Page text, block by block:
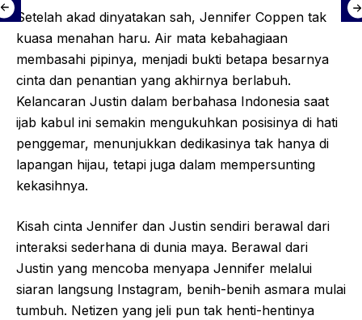
Setelah akad dinyatakan sah, Jennifer Coppen tak
kuasa menahan haru. Air mata kebahagiaan
membasahi pipinya, menjadi bukti betapa besarnya
cinta dan penantian yang akhirnya berlabuh.
Kelancaran Justin dalam berbahasa Indonesia saat
ijab kabul ini semakin mengukuhkan posisinya di hati
penggemar, menunjukkan dedikasinya tak hanya di
lapangan hijau, tetapi juga dalam mempersunting
kekasihnya.
Kisah cinta Jennifer dan Justin sendiri berawal dari
interaksi sederhana di dunia maya. Berawal dari
Justin yang mencoba menyapa Jennifer melalui
siaran langsung Instagram, benih-benih asmara mulai
tumbuh. Netizen yang jeli pun tak henti-hentinya